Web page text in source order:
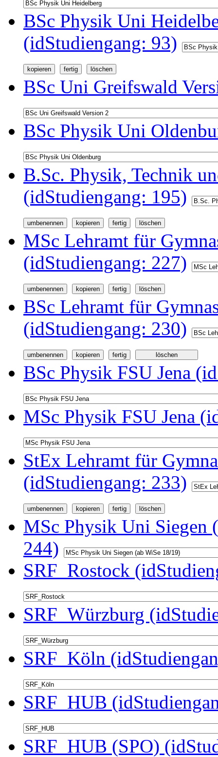
BSc Physik Uni
(idStudiengang: 93)
BSc Uni Greifswald
BSc Physik Uni
B.Sc. Physik, Technik
(idStudiengang: 195)
MSc Lehramt für
(idStudiengang: 227)
BSc Lehramt für
(idStudiengang: 230)
BSc Physik FSU Jena
MSc Physik FSU Jena
StEx Lehramt für
(idStudiengang: 233)
MSc Physik Uni Siegen
244)
SRF_Rostock
SRF_Würzburg
SRF_Köln
SRF_HUB
SRF_HUB (SPO)